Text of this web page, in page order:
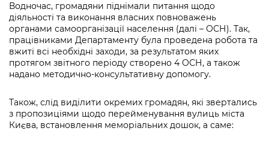
Водночас, громадяни піднімали питання щодо
діяльності та виконання власних повноважень
органами самоорганізації населення (далі – ОСН). Так,
працівниками Департаменту була проведена робота та
вжиті всі необхідні заходи, за результатом яких
протягом звітного періоду створено 4 ОСН, а також
надано методично-консультативну допомогу.
Також, слід виділити окремих громадян, які звертались
з пропозиціями щодо перейменування вулиць міста
Києва, встановлення меморіальних дошок, а саме: